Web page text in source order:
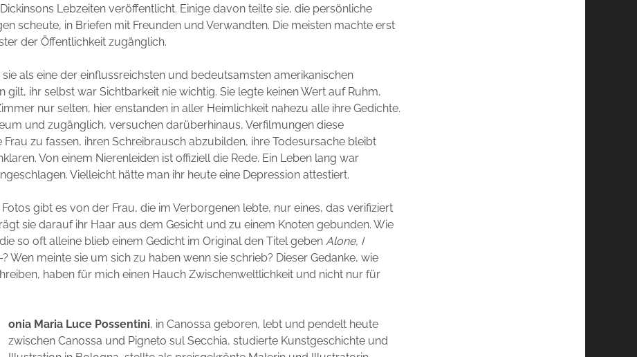
Lebzeiten veröffentlicht. Einige davon teilte sie, die persönliche
scheute, in Briefen mit Freunden und Verwandten. Die meisten machte erst
der Öffentlichkeit zugänglich.
als eine der einflussreichsten und bedeutsamsten amerikanischen
gilt, ihr selbst war Sichtbarkeit nie wichtig. Sie legte keinen Wert auf Ruhm,
nur selten, hier enstanden in aller Heimlichkeit nahezu alle ihre Gedichte.
und zugänglich, versuchen darüberhinaus, Verfilmungen diese
Frau zu fassen, ihren Schreibrausch abzubilden, ihre Todesursache bleibt
Von einem Nierenleiden ist offiziell die Rede. Ein Leben lang war
Vielleicht hätte man ihr heute eine Depression attestiert.
gibt es von der Frau, die im Verborgenen lebte, nur eines, das verifiziert
sie darauf ihr Haar aus dem Gesicht und zu einem Knoten gebunden. Wie
so oft alleine blieb einem Gedicht im Original den Titel gebenAlone, I
? Wen meinte sie um sich zu haben wenn sie schrieb? Dieser Gedanke, wie
haben für mich einen Hauch Zwischenweltlichkeit und nicht nur für
onia Maria Luce Possentini, in Canossa geboren, lebt und pendelt heute
zwischen Canossa und Pigneto sul Secchia, studierte Kunstgeschichte und